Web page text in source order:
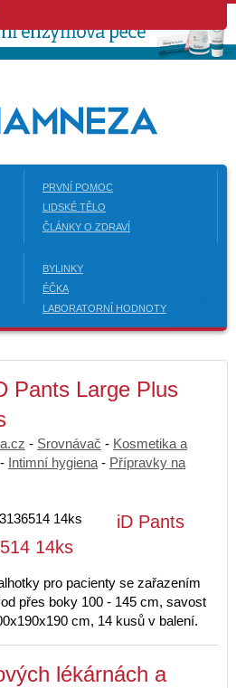
PRVNÍ POMOC
LIDSKÉ TĚLO
ČLÁNKY O ZDRAVÍ
BYLINKY
ÉČKA
LABORATORNÍ HODNOTY
Pants Large Plus
- Srovnávač - Kosmetika a
- Intimní hygiena - Přípravky na
iD Pants
14ks
pro pacienty se zařazením
přes boky 100 - 145 cm, savost
cm, 14 kusů v balení.
lékárnách a